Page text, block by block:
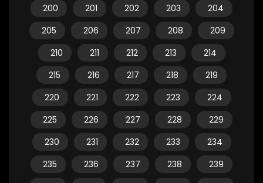
200
201 202 203
204
205
206 207 208
209
210
211 212 213
214
215
216 217 218
219
220
221 222 223
224
225
226 227 228
229
230
231 232 233
234
235
236 237 238
239